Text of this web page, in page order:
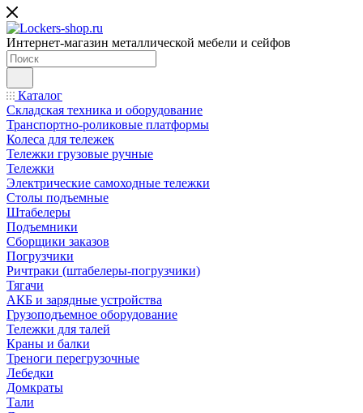
Интернет-магазин металлической мебели и сейфов
Каталог
Складская техника и оборудование
Транспортно-роликовые платформы
Колеса для тележек
Тележки грузовые ручные
Тележки
Электрические самоходные тележки
Столы подъемные
Штабелеры
Подъемники
Сборщики заказов
Погрузчики
Ричтраки (штабелеры-погрузчики)
Тягачи
АКБ и зарядные устройства
Грузоподъемное оборудование
Тележки для талей
Краны и балки
Треноги перегрузочные
Лебедки
Домкраты
Тали